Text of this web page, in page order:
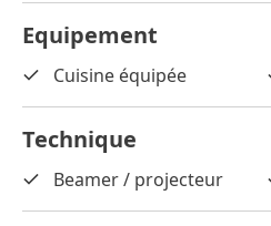
Equipement
Cuisine équipée
Technique
Beamer / projecteur